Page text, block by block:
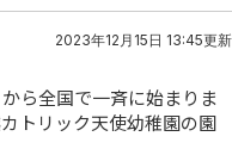
2023年12月15日 13:45更新
ら全国で一斉に始まりま
トリック天使幼稚園の園